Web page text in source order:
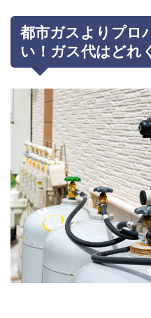
都市ガスよりプロ
い！ガス代はどれ